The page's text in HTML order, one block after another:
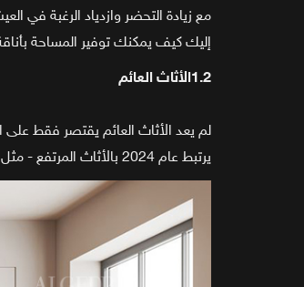
مع زيادة التحضر وازدياد الرغبة في
إليك كيف يمكنك توفير المساحة
1.2الأثاث العائم
لم يعد الأثاث العائم يقتصر فقط على
يرتبط عام 2024 بالأثاث المرتفع - مثل الطاولات والأرائك مرتفعة قليلاً عن الأرض، مما يخلق انطباعاً بالمساحة وخفة.